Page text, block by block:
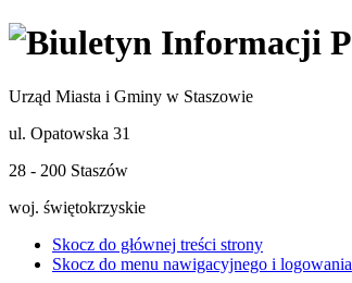
Urząd Miasta i Gminy w Staszowie
ul. Opatowska 31
28 - 200 Staszów
woj. świętokrzyskie
Skocz do głównej treści strony
Skocz do menu nawigacyjnego i logowania